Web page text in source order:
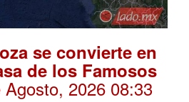
se convierte en
de los Famosos
Agosto, 2026 08:33